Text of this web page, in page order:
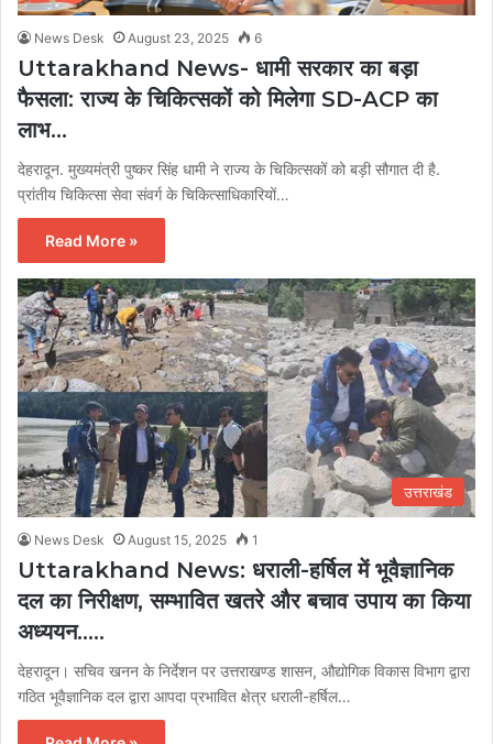
News Desk August 23, 2025 6
Uttarakhand News- धामी सरकार का बड़ा
फैसला: राज्य के चिकित्सकों को मिलेगा SD-ACP का
लाभ…
देहरादून. मुख्यमंत्री पुष्कर सिंह धामी ने राज्य के चिकित्सकों को बड़ी सौगात दी है.
प्रांतीय चिकित्सा सेवा संवर्ग के चिकित्साधिकारियों…
Read More »
उत्तराखंड
News Desk August 15, 2025 1
Uttarakhand News: धराली-हर्षिल में भूवैज्ञानिक
दल का निरीक्षण, सम्भावित खतरे और बचाव उपाय का किया
अध्ययन…..
देहरादून। सचिव खनन के निर्देशन पर उत्तराखण्ड शासन, औद्योगिक विकास विभाग द्वारा
गठित भूवैज्ञानिक दल द्वारा आपदा प्रभावित क्षेत्र धराली-हर्षिल…